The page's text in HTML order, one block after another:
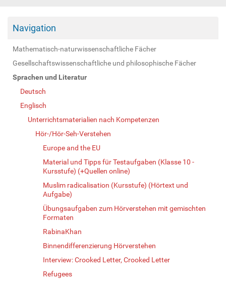
Navigation
Mathematisch-naturwissenschaftliche Fächer
Gesellschaftswissenschaftliche und philosophische Fächer
Sprachen und Literatur
Deutsch
Englisch
Unterrichtsmaterialien nach Kompetenzen
Hör-/Hör-Seh-Verstehen
Europe and the EU
Material und Tipps für Testaufgaben (Klasse 10 -
Kursstufe) (+Quellen online)
Muslim radicalisation (Kursstufe) (Hörtext und
Aufgabe)
Übungsaufgaben zum Hörverstehen mit gemischten
Formaten
RabinaKhan
Binnendifferenzierung Hörverstehen
Interview: Crooked Letter, Crooked Letter
Refugees